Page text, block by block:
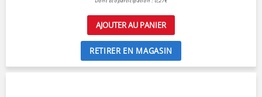
AJOUTER AU PANIER
RETIRER EN MAGASIN